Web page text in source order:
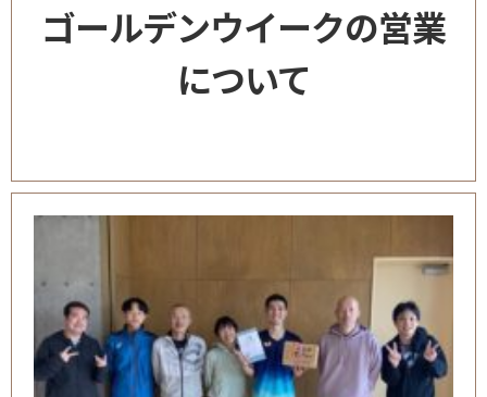
ゴールデンウイークの営業
について